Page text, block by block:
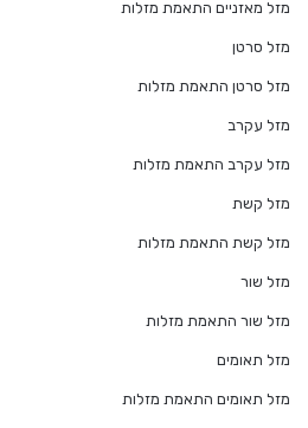
מזל מאזניים התאמת מזלות
מזל סרטן
מזל סרטן התאמת מזלות
מזל עקרב
מזל עקרב התאמת מזלות
מזל קשת
מזל קשת התאמת מזלות
מזל שור
מזל שור התאמת מזלות
מזל תאומים
מזל תאומים התאמת מזלות